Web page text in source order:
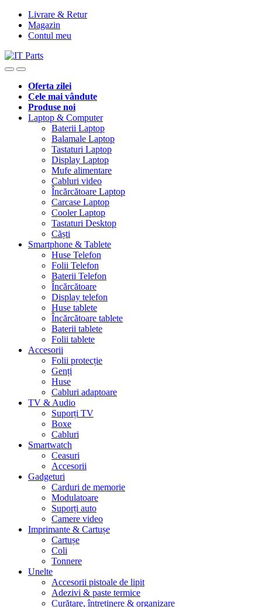
Livrare & Retur
Magazin
Contul meu
Oferta zilei
Cele mai vândute
Produse noi
Laptop & Computer
Baterii Laptop
Balamale Laptop
Tastaturi Laptop
Display Laptop
Mufe alimentare
Cabluri video
Încărcătoare Laptop
Carcase Laptop
Cooler Laptop
Tastaturi Desktop
Căști
Smartphone & Tablete
Huse Telefon
Folii Telefon
Baterii Telefon
Încărcătoare
Display telefon
Huse tablete
Încărcătoare tablete
Baterii tablete
Folii tablete
Accesorii
Folii protecție
Genți
Huse
Cabluri adaptoare
TV & Audio
Suporți TV
Boxe
Cabluri
Smartwatch
Ceasuri
Accesorii
Gadgeturi
Carduri de memorie
Modulatoare
Suporți auto
Camere video
Imprimante & Cartușe
Cartușe
Coli
Tonnere
Unelte
Accesorii pistoale de lipit
Adezivi & paste termice
Curățare, întreținere & organizare